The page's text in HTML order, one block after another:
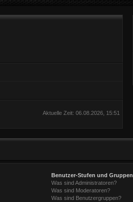
Aktuelle Zeit: 06.08.2026, 15:51
Benutzer-Stufen und Gruppen
Was sind Administratoren?
Was sind Moderatoren?
Was sind Benutzergruppen?